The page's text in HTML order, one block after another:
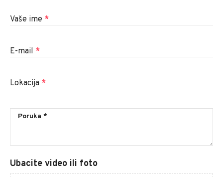
Vaše ime *
E-mail *
Lokacija *
Ubacite video ili foto